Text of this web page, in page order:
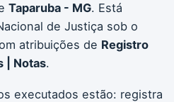
Taparuba - MG. Está
de Justiça sob o
atribuições de Registro
| Notas.
executados estão: registra